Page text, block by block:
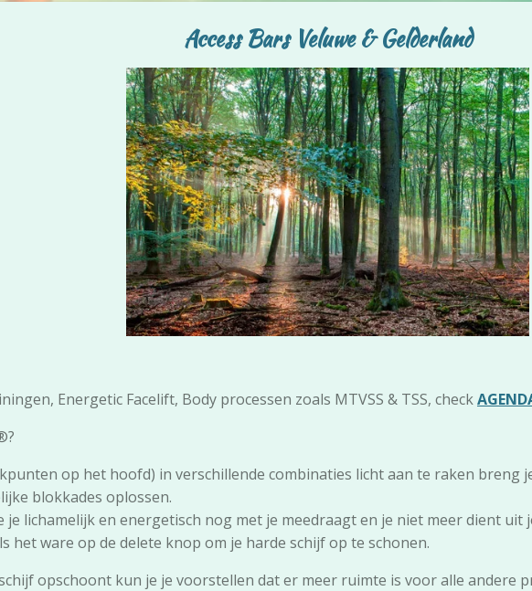
Access Bars Veluwe & Gelderland
Energetic Facelift, Body processen zoals MTVSS & TSS, check
op het hoofd) in verschillende combinaties licht aan te raken breng
blokkades oplossen.
je lichamelijk en energetisch nog met je meedraagt en je niet meer dient uit
het ware op de delete knop om je harde schijf op te schonen.
opschoont kun je je voorstellen dat er meer ruimte is voor alle andere